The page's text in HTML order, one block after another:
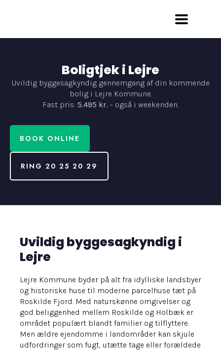
Boligtjek i Lejre
Uvildig byggesagkyndig gennemgang af din kommende
bolig i Lejre Kommune.
Fast pris: 5.495 kr. – også i weekenden.
BOOK ONLINE
RING 20 25 20 29
Uvildig byggesagkyndig i
Lejre
Lejre Kommune byder på alt fra idylliske landsbyer
og historiske huse til moderne parcelhuse tæt på
Roskilde Fjord. Med naturskønne omgivelser og
god beliggenhed mellem Roskilde og Holbæk er
området populært blandt familier og tilflyttere.
Men ældre ejendomme i landområder kan skjule
udfordringer som fugt, utætte tage eller forældede